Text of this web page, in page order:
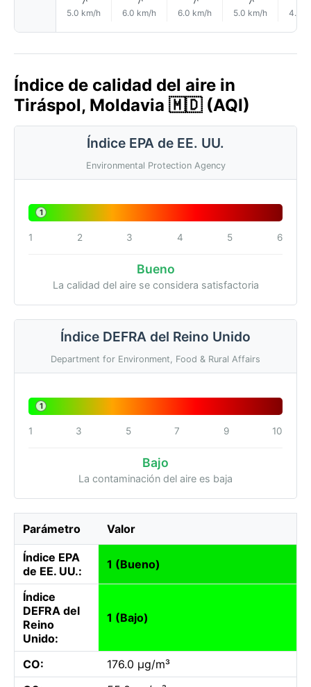
5.0 km/h 6.0 km/h 6.0 km/h 5.0 km/h 4.0
Índice de calidad del aire in
Tiráspol, Moldavia 🇲🇩 (AQI)
Índice EPA de EE. UU.
Environmental Protection Agency
1
1 2 3 4 5 6
Bueno
La calidad del aire se considera satisfactoria
Índice DEFRA del Reino Unido
Department for Environment, Food & Rural Affairs
1
1 3 5 7 9 10
Bajo
La contaminación del aire es baja
Parámetro Valor
Índice EPA
de EE. UU.:
1 (Bueno)
Índice
DEFRA del
Reino
Unido:
1 (Bajo)
CO:
176.0 µg/m³